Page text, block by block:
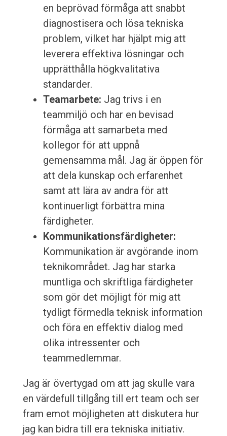
en beprövad förmåga att snabbt
diagnostisera och lösa tekniska
problem, vilket har hjälpt mig att
leverera effektiva lösningar och
upprätthålla högkvalitativa
standarder.
Teamarbete: Jag trivs i en
teammiljö och har en bevisad
förmåga att samarbeta med
kollegor för att uppnå
gemensamma mål. Jag är öppen för
att dela kunskap och erfarenhet
samt att lära av andra för att
kontinuerligt förbättra mina
färdigheter.
Kommunikationsfärdigheter:
Kommunikation är avgörande inom
teknikområdet. Jag har starka
muntliga och skriftliga färdigheter
som gör det möjligt för mig att
tydligt förmedla teknisk information
och föra en effektiv dialog med
olika intressenter och
teammedlemmar.
Jag är övertygad om att jag skulle vara
en värdefull tillgång till ert team och ser
fram emot möjligheten att diskutera hur
jag kan bidra till era tekniska initiativ.